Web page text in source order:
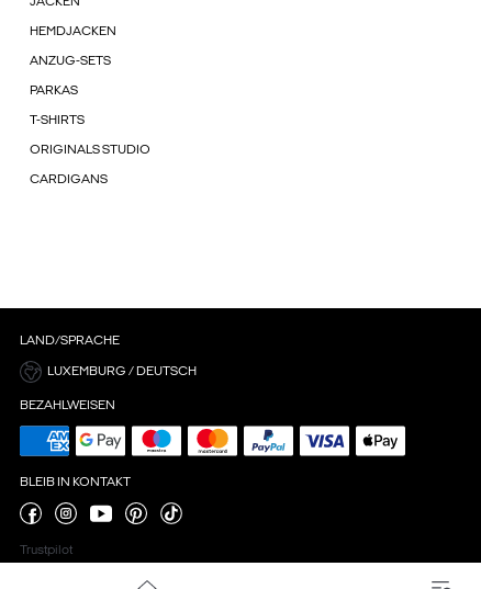
HEMDJACKEN
ANZUG-SETS
PARKAS
T-SHIRTS
ORIGINALS STUDIO
CARDIGANS
LAND/SPRACHE
LUXEMBURG / DEUTSCH
BEZAHLWEISEN
BLEIB IN KONTAKT
Trustpilot